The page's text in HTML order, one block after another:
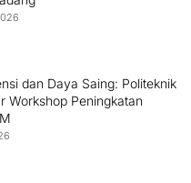
dan Daya Saing: Politeknik
Workshop Peningkatan